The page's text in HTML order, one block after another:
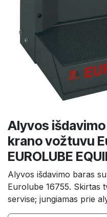
Alyvos
krano vožtuvu
EUROLUBE
Alyvos išdavimo baras
Eurolube 16755. Skirtas
servise; jungiamas prie